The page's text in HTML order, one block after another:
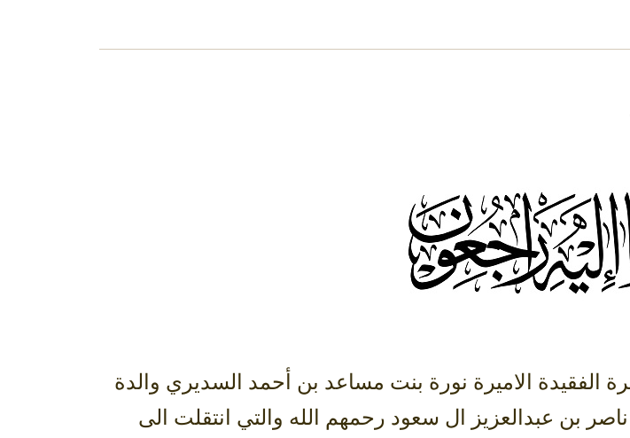
‏تنعي أسرة السديري باسم كافة أفراد الأسرة الفقيدة الاميرة نورة بنت مساعد بن أحمد ‎السديري والدة
ناصر بن عبدالعزيز ال سعود رحمهم الله والتي انتقلت الى